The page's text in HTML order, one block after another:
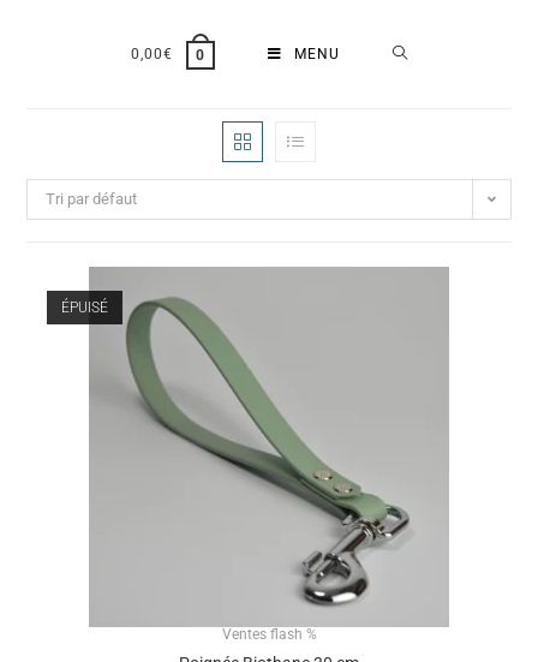
0,00€ 0 MENU
Tri par défaut
ÉPUISÉ
Ventes flash %